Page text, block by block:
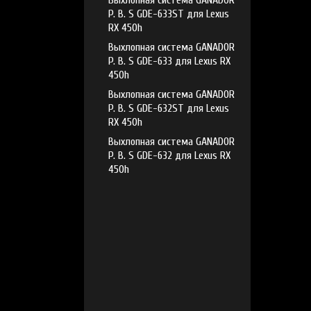
P. B. S GDE-633ST для Lexus
RX 450h
Выхлопная система GANADOR
P. B. S GDE-633 для Lexus RX
450h
Выхлопная система GANADOR
P. B. S GDE-632ST для Lexus
RX 450h
Выхлопная система GANADOR
P. B. S GDE-632 для Lexus RX
450h